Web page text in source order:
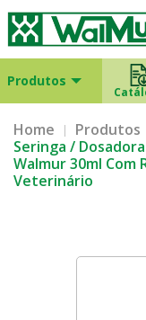
Produtos
Home
Produtos
Seringa /
Walmur 30ml Com
Veterinário